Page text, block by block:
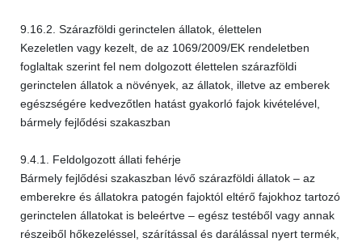
9.16.2. Szárazföldi gerinctelen állatok, élettelen
Kezeletlen vagy kezelt, de az 1069/2009/EK rendeletben
foglaltak szerint fel nem dolgozott élettelen szárazföldi
gerinctelen állatok a növények, az állatok, illetve az emberek
egészségére kedvezőtlen hatást gyakorló fajok kivételével,
bármely fejlődési szakaszban
9.4.1. Feldolgozott állati fehérje
Bármely fejlődési szakaszban lévő szárazföldi állatok – az
emberekre és állatokra patogén fajoktól eltérő fajokhoz tartozó
gerinctelen állatokat is beleértve – egész testéből vagy annak
részeiből hőkezeléssel, szárítással és darálással nyert termék,